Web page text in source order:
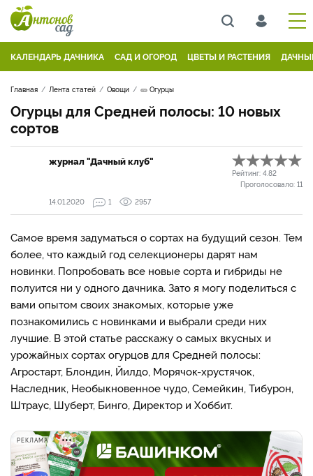
КАЛЕНДАРЬ ДАЧНИКА САД И ОГОРОД ЦВЕТЫ И РАСТЕНИЯ
Главная Лента статей Овощи 🥒 Огурцы
Огурцы для Средней полосы: 10 новых
сортов
журнал "Дачный клуб"
Рейтинг: 4.82
Проголосовало: 11
14.01.2020
1 2957
Самое время задуматься о сортах на будущий сезон. Тем
более, что каждый год селекционеры дарят нам
новинки. Попробовать все новые сорта и гибриды не
полуится ни у одного дачника. Зато я могу поделиться с
вами опытом своих знакомых, которые уже
познакомились с новинками и выбрали среди них
лучшие. В этой статье расскажу о самых вкусных и
урожайных сортах огурцов для Средней полосы:
Агростарт, Блондин, Йилдо, Морячок-хрустячок,
Наследник, Необыкновенное чудо, Семейкин, Тибурон,
Штраус, Шуберт, Бинго, Директор и Хоббит.
РЕКЛАМА